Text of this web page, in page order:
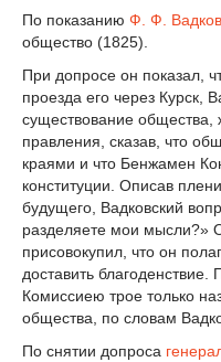
По показанию Ф. Ф.
общество (1825).
При допросе он показал,
проезда его через Курск,
существование общества,
правления, сказав, что
краями и что Бенжамен
конституции. Описав
будущего, Вадковский
разделяете мои мысли?»
присовокупил, что он
доставить благоденствие.
Комиссиею трое только
общества, по словам
По снятии допроса